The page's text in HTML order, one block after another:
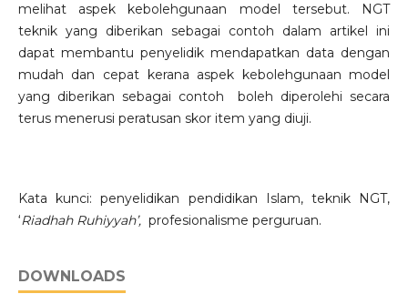
melihat aspek kebolehgunaan model tersebut. NGT
teknik yang diberikan sebagai contoh dalam artikel ini
dapat membantu penyelidik mendapatkan data dengan
mudah dan cepat kerana aspek kebolehgunaan model
yang diberikan sebagai contoh boleh diperolehi secara
terus menerusi peratusan skor item yang diuji.
Kata kunci: penyelidikan pendidikan Islam, teknik NGT,
‘Riadhah Ruhiyyah’, profesionalisme perguruan.
DOWNLOADS